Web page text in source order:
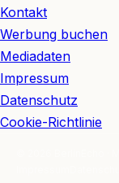
Kontakt
Werbung buchen
Mediadaten
Impressum
Datenschutz
Cookie-Richtlinie